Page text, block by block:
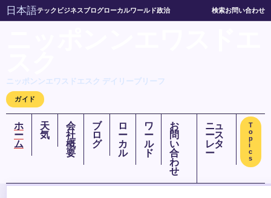
日本語テック ビジネスブログローカルワールド政治 検索お問い合わせ
ニッポンンエワスドエスク デイリーブリーフ
ガイド
ホ
ー
ム
天
気
会
社
概
要
ブ
ロ
グ
ロ
ー
カ
ル
ワ
ー
ル
ド
お
問
い
合
わ
せ
ニュ
ース
レタ
ー
T
o
p
i
c
s